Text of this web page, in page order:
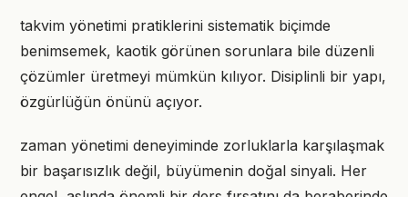
takvim yönetimi pratiklerini sistematik biçimde
benimsemek, kaotik görünen sorunlara bile düzenli
çözümler üretmeyi mümkün kılıyor. Disiplinli bir yapı,
özgürlüğün önünü açıyor.
zaman yönetimi deneyiminde zorluklarla karşılaşmak
bir başarısızlık değil, büyümenin doğal sinyali. Her